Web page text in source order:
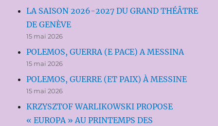
LA SAISON 2026-2027 DU GRAND THÉÂTRE
DE GENÈVE
15 mai 2026
POLEMOS, GUERRA (E PACE) A MESSINA
15 mai 2026
POLEMOS, GUERRE (ET PAIX) À MESSINE
15 mai 2026
KRZYSZTOF WARLIKOWSKI PROPOSE
« EUROPA » AU PRINTEMPS DES